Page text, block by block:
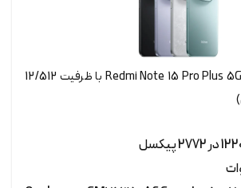
گوشی شیائومی Redmi Note 15 Pro Plus 5G با ظرفیت 12/512